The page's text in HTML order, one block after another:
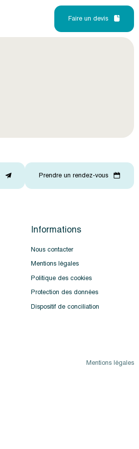
Faire un devis
Prendre un rendez-vous
Informations
Nous contacter
Mentions légales
Politique des cookies
Protection des données
Dispositif de conciliation
Mentions légales